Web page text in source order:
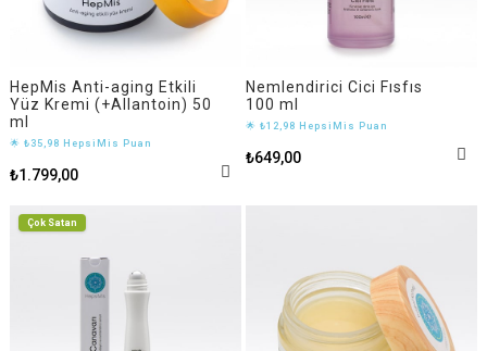
HepMis Anti-aging Etkili
Yüz Kremi (+Allantoin) 50
ml
🌟 ₺35,98 HepsiMis Puan
₺1.799,00
Nemlendirici Cici Fısfıs
100 ml
🌟 ₺12,98 HepsiMis Puan
₺649,00
Çok Satan